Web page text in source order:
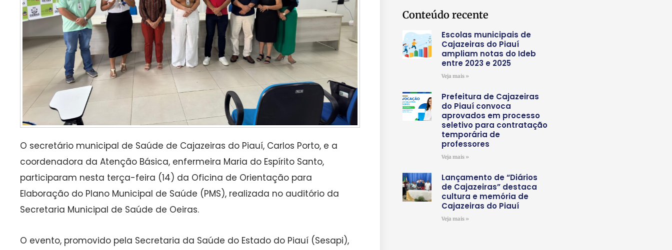
O secretário municipal de Saúde de Cajazeiras do Piauí, Carlos Porto, e a
coordenadora da Atenção Básica, enfermeira Maria do Espírito Santo,
participaram nesta terça-feira (14) da Oficina de Orientação para
Elaboração do Plano Municipal de Saúde (PMS), realizada no auditório da
Secretaria Municipal de Saúde de Oeiras.
O evento, promovido pela Secretaria da Saúde do Estado do Piauí (Sesapi),
Conteúdo recente
Escolas municipais de
Cajazeiras do Piauí
ampliam notas do Ideb
entre 2023 e 2025
Veja mais »
Prefeitura de Cajazeiras
do Piauí convoca
aprovados em processo
seletivo para contratação
temporária de
professores
Veja mais »
Lançamento de “Diários
de Cajazeiras” destaca
cultura e memória de
Cajazeiras do Piauí
Veja mais »